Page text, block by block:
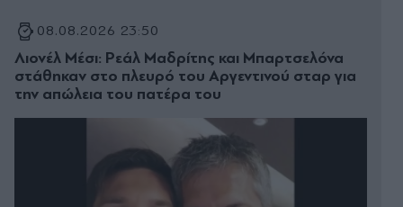
08.08.2026 23:50
Λιονέλ Μέσι: Ρεάλ Μαδρίτης και Μπαρτσελόνα
στάθηκαν στο πλευρό του Αργεντινού σταρ για
την απώλεια του πατέρα του